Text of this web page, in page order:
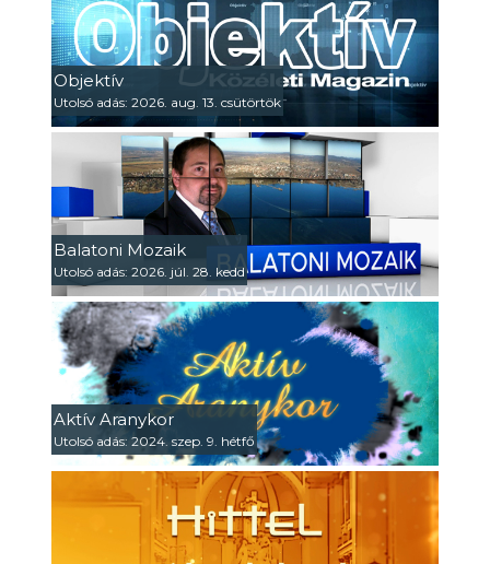
Objektív
Utolsó adás: 2026. aug. 13. csütörtök
Balatoni Mozaik
Utolsó adás: 2026. júl. 28. kedd
Aktív Aranykor
Utolsó adás: 2024. szep. 9. hétfő